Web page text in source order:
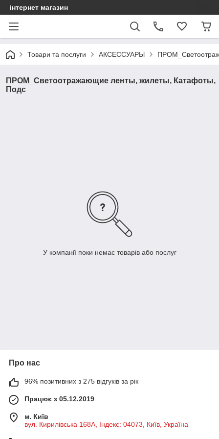
інтернет магазин
Товари та послуги АКСЕССУАРЫ
ПРОМ_Светоотражающие ленты, жилеты, Катафоты,
Подс
У компанії поки немає товарів або послуг
Про нас
96% позитивних з 275 відгуків за рік
Працює з 05.12.2019
м. Київ
вул. Кирилівська 168A, Індекс: 04073, Київ, Україна